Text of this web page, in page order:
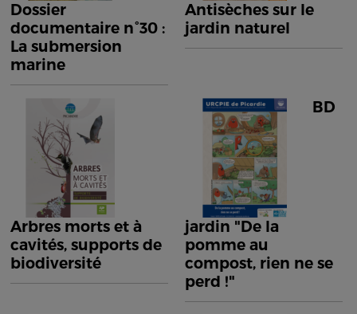
Dossier
documentaire n°30 :
La submersion
marine
Antisèches sur le
jardin naturel
Arbres morts et à
cavités, supports de
biodiversité
BD
jardin "De la
pomme au
compost, rien ne se
perd !"